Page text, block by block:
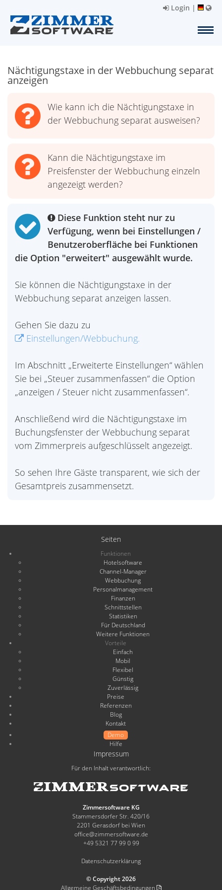
Login |
Nächtigungstaxe in der Webbuchung separat
anzeigen
Wie kann ich die Nächtigungstaxe in
der Webbuchung separat ausweisen?
Kann die Nächtigungstaxe im
Preisfenster der Webbuchung einzeln
angezeigt werden?
Diese Funktion steht nur zu
Verfügung, wenn bei Einstellungen /
Benutzeroberfläche bei Funktionen
die Option "erweitert" ausgewählt wurde.
Sie können die Nächtigungstaxe in der
Webbuchung separat anzeigen lassen.
Gehen Sie dazu zu
Einstellungen/Webbuchung.
Im Abschnitt „Erweiterte Einstellungen“ wählen
Sie bei „Steuer zusammenfassen“ die Option
„anzeigen / Steuer nicht zusammenfassen“.
Anschließend wird die Nächtigungstaxe im
Buchungsfenster der Webbuchung separat
vom Zimmerpreis aufgeschlüsselt angezeigt.
So sehen Ihre Gäste transparent, wie sich der
Gesamtpreis zusammensetzt.
Seiten
Funktionen
Hotelsoftware
Channel-Manager
Webbuchung
Personalmanagement
Finanzen
Schnittstellen
Statistiken
Für Deutschland
Weitere Funktionen
Vorteile
Einfach
Mobil
Flexibel
Günstig
Zuverlässig
Preise
Referenzen
Blog
Kontakt
Demo
Hilfe
Impressum
Für den Inhalt verantwortlich:
Zimmersoftware KG
Stammersdorfer Str. 420/16
2201 Gerasdorf bei Wien
office@zimmersoftware.de
+49 5321 77 99 0 99
Datenschutzerklärung
© Copyright 2026
Allgemeine Geschäftsbedingungen